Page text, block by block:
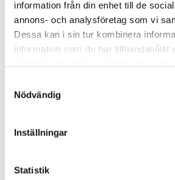
information från din enhet till de
annons- och analysföretag som vi
Dessa kan i sin tur kombinera
information som du har tillhandahållit
Nödvändig
Inställningar
Statistik
Utdrag ur Stockholms stads IA-system.